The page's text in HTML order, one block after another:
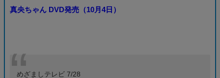
真央ちゃん DVD発売（10月4日）
めざましテレビ 7/28